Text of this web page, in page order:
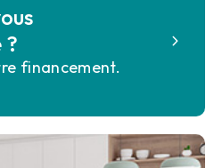
?
financement.